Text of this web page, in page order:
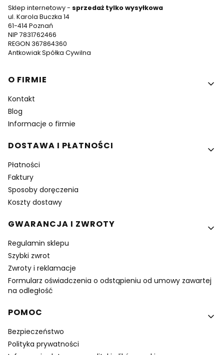
Sklep internetowy - sprzedaż tylko wysyłkowa
ul. Karola Buczka 14
61-414 Poznań
NIP 7831762466
REGON 367864360
Antkowiak Spółka Cywilna
Linki w stopce
O FIRMIE
Kontakt
Blog
Informacje o firmie
DOSTAWA I PŁATNOŚCI
Płatności
Faktury
Sposoby doręczenia
Koszty dostawy
GWARANCJA I ZWROTY
Regulamin sklepu
Szybki zwrot
Zwroty i reklamacje
Formularz oświadczenia o odstąpieniu od umowy zawartej
na odległość
POMOC
Bezpieczeństwo
Polityka prywatności